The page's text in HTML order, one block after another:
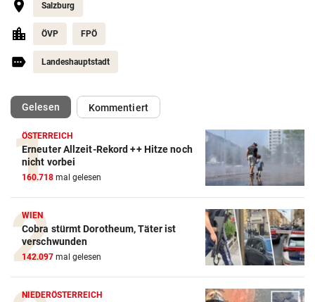
Salzburg
ÖVP FPÖ
Landeshauptstadt
Gelesen(ausgewählt)Kommentiert
ÖSTERREICH
Erneuter Allzeit-Rekord ++ Hitze noch
nicht vorbei
160.718 mal gelesen
WIEN
Cobra stürmt Dorotheum, Täter ist
verschwunden
142.097 mal gelesen
NIEDERÖSTERREICH